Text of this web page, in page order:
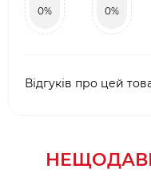
0% 0%
Відгуків про цей